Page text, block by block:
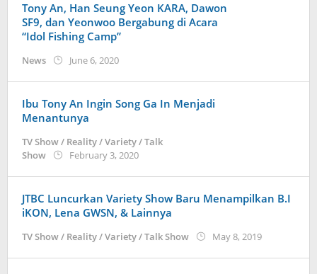
Tony An, Han Seung Yeon KARA, Dawon
SF9, dan Yeonwoo Bergabung di Acara
“Idol Fishing Camp”
News June 6, 2020by
Ibu Tony An Ingin Song Ga In Menjadi
Menantunya
TV Show / Reality / Variety / Talk
Show
February 3, 2020by
JTBC Luncurkan Variety Show Baru Menampilkan B.I
iKON, Lena GWSN, & Lainnya
TV Show / Reality / Variety / Talk Show May 8, 2019by